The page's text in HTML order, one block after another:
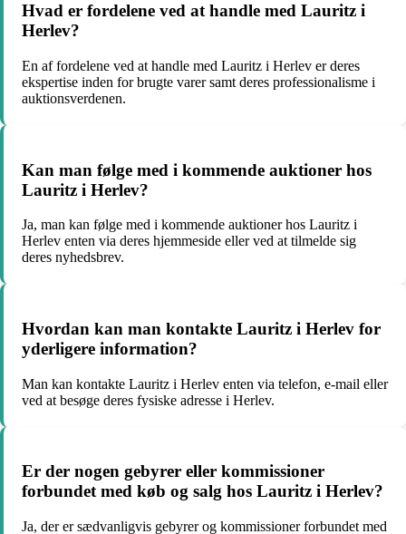
Hvad er fordelene ved at handle med Lauritz i
Herlev?
En af fordelene ved at handle med Lauritz i Herlev er deres
ekspertise inden for brugte varer samt deres professionalisme i
auktionsverdenen.
Kan man følge med i kommende auktioner hos
Lauritz i Herlev?
Ja, man kan følge med i kommende auktioner hos Lauritz i
Herlev enten via deres hjemmeside eller ved at tilmelde sig
deres nyhedsbrev.
Hvordan kan man kontakte Lauritz i Herlev for
yderligere information?
Man kan kontakte Lauritz i Herlev enten via telefon, e-mail eller
ved at besøge deres fysiske adresse i Herlev.
Er der nogen gebyrer eller kommissioner
forbundet med køb og salg hos Lauritz i Herlev?
Ja, der er sædvanligvis gebyrer og kommissioner forbundet med